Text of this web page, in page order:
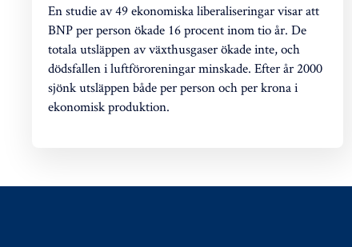
En studie av 49 ekonomiska liberaliseringar visar att
BNP per person ökade 16 procent inom tio år. De
totala utsläppen av växthusgaser ökade inte, och
dödsfallen i luftföroreningar minskade. Efter år 2000
sjönk utsläppen både per person och per krona i
ekonomisk produktion.